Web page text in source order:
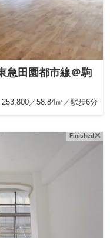
急田園都市線＠駒
253,800／58.84㎡／駅歩6分
Finished